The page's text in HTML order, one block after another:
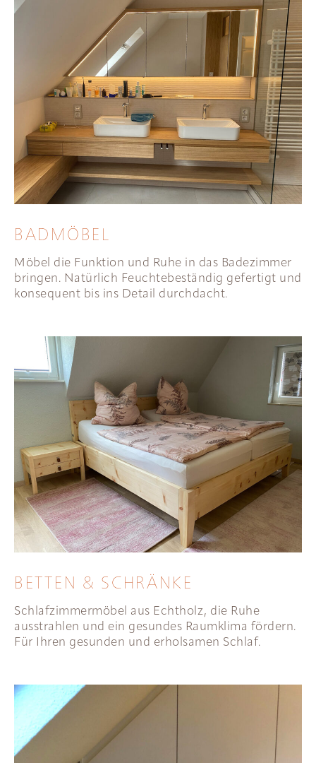
BADMÖBEL
Möbel die Funktion und Ruhe in das Badezimmer
bringen. Natürlich Feuchtebeständig gefertigt und
konsequent bis ins Detail durchdacht.
BETTEN & SCHRÄNKE
Schlafzimmermöbel aus Echtholz, die Ruhe
ausstrahlen und ein gesundes Raumklima fördern.
Für Ihren gesunden und erholsamen Schlaf.